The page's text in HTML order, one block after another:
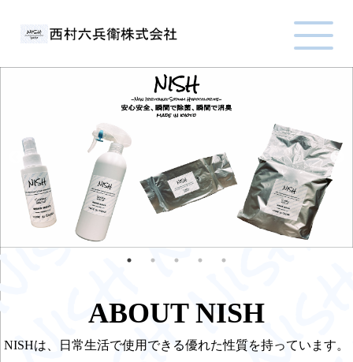
ABOUT NISH
NISHは、日常生活で使用できる優れた性質を持っています。